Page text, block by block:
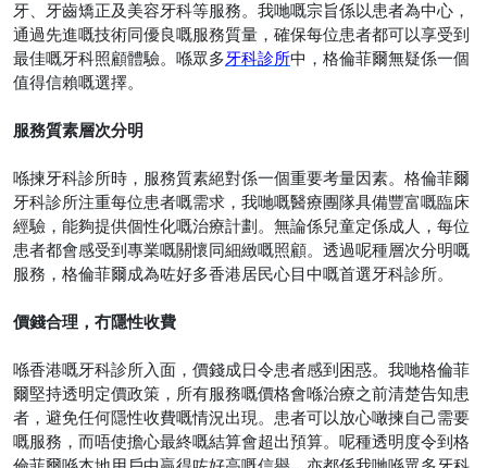
牙、牙齒矯正及美容牙科等服務。我哋嘅宗旨係以患者為中心，
通過先進嘅技術同優良嘅服務質量，確保每位患者都可以享受到
最佳嘅牙科照顧體驗。喺眾多牙科診所中，格倫菲爾無疑係一個
值得信賴嘅選擇。
服務質素層次分明
喺揀牙科診所時，服務質素絕對係一個重要考量因素。格倫菲爾
牙科診所注重每位患者嘅需求，我哋嘅醫療團隊具備豐富嘅臨床
經驗，能夠提供個性化嘅治療計劃。無論係兒童定係成人，每位
患者都會感受到專業嘅關懷同細緻嘅照顧。透過呢種層次分明嘅
服務，格倫菲爾成為咗好多香港居民心目中嘅首選牙科診所。
價錢合理，冇隱性收費
喺香港嘅牙科診所入面，價錢成日令患者感到困惑。我哋格倫菲
爾堅持透明定價政策，所有服務嘅價格會喺治療之前清楚告知患
者，避免任何隱性收費嘅情況出現。患者可以放心噉揀自己需要
嘅服務，而唔使擔心最終嘅結算會超出預算。呢種透明度令到格